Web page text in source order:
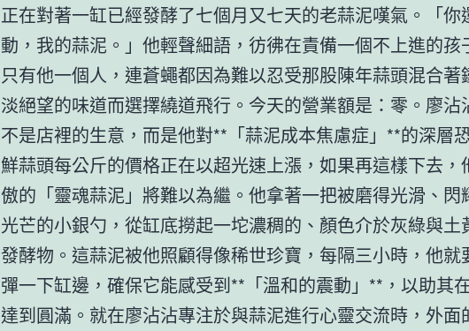
正在對著一缸已經發酵了七個月又七天的老蒜泥嘆氣。「你
動，我的蒜泥。」他輕聲細語，彷彿在責備一個不上進的孩
只有他一個人，連蒼蠅都因為難以忍受那股陳年蒜頭混合著
淡絕望的味道而選擇繞道飛行。今天的營業額是：零。廖沾
不是店裡的生意，而是他對**「蒜泥成本焦慮症」**的深層
鮮蒜頭每公斤的價格正在以超光速上漲，如果再這樣下去，
傲的「靈魂蒜泥」將難以為繼。他拿著一把被磨得光滑、閃
光芒的小銀勺，從缸底撈起一坨濃稠的、顏色介於灰綠與土
發酵物。這蒜泥被他照顧得像稀世珍寶，每隔三小時，他就
彈一下缸邊，確保它能感受到**「溫和的震動」**，以助其
達到圓滿。就在廖沾沾專注於與蒜泥進行心靈交流時，外面